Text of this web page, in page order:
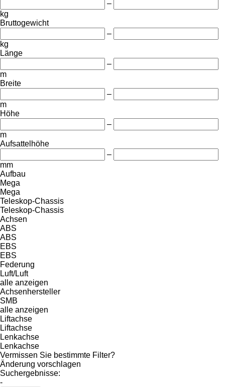
–
kg
Bruttogewicht
–
kg
Länge
–
m
Breite
–
m
Höhe
–
m
Aufsattelhöhe
–
mm
Aufbau
Mega
Mega
Teleskop-Chassis
Teleskop-Chassis
Achsen
ABS
ABS
EBS
EBS
Federung
Luft/Luft
alle anzeigen
Achsenhersteller
SMB
alle anzeigen
Liftachse
Liftachse
Lenkachse
Lenkachse
Vermissen Sie bestimmte Filter?
Änderung vorschlagen
Suchergebnisse:
-